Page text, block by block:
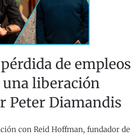
de empleos
una liberación
Peter Diamandis
con Reid Hoffman, fundador de